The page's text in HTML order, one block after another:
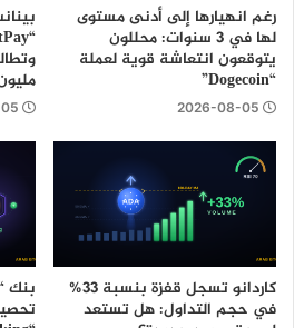
رغم انهيارها إلى أدنى مستوى
لها في 3 سنوات: محللون
يتوقعون انتعاشة قوية لعملة
“Dogecoin”
2026-08-05
كاردانو تسجل قفزة بنسبة 33%
في حجم التداول: هل تستعد